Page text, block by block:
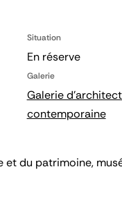
Situation
En réserve
Galerie
Galerie
contemporaine
et du patrimoine,